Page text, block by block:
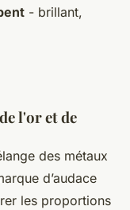
- brillant,
l'or et de
des métaux
d’audace
les proportions